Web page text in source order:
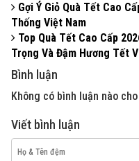
Gợi Ý Giỏ Quà Tết Cao
Thống Việt Nam
Top Quà Tết Cao Cấp
Trọng Và Đậm Hương Tết
Bình luận
Không có bình luận nào
Viết bình luận